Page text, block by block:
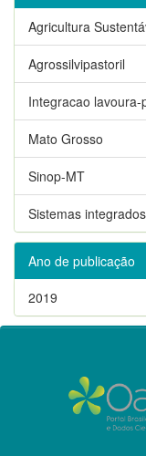
Agricultura
Agrossilvipastoril
Integracao
Mato Grosso
Sinop-MT
Sistemas integrados
Ano de publicação
2019